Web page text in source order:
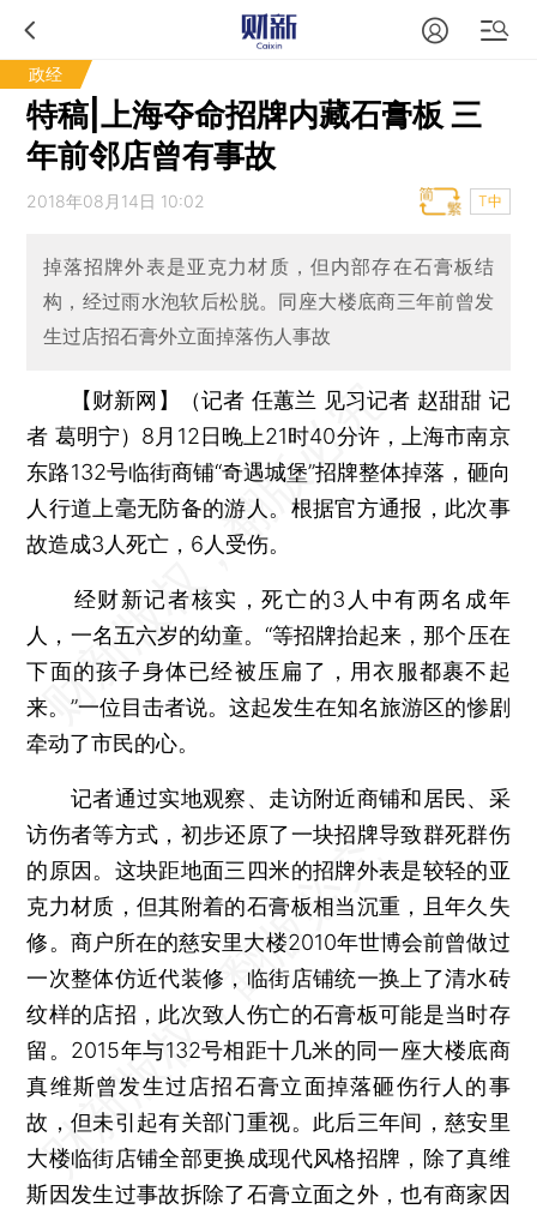
政经
特稿|上海夺命招牌内藏石膏板 三
年前邻店曾有事故
2018年08月14日 10:02 T中
掉落招牌外表是亚克力材质，但内部存在石膏板结
构，经过雨水泡软后松脱。同座大楼底商三年前曾发
生过店招石膏外立面掉落伤人事故
【财新网】（记者 任蕙兰 见习记者 赵甜甜 记
者 葛明宁） 8月12日晚上21时40分许，上海市南京
东路132号临街商铺“奇遇城堡”招牌整体掉落，砸向
人行道上毫无防备的游人。根据官方通报，此次事
故造成3人死亡，6人受伤。
经财新记者核实，死亡的3人中有两名成年
人，一名五六岁的幼童。“等招牌抬起来，那个压在
下面的孩子身体已经被压扁了，用衣服都裹不起
来。”一位目击者说。这起发生在知名旅游区的惨剧
牵动了市民的心。
记者通过实地观察、走访附近商铺和居民、采
访伤者等方式，初步还原了一块招牌导致群死群伤
的原因。这块距地面三四米的招牌外表是较轻的亚
克力材质，但其附着的石膏板相当沉重，且年久失
修。商户所在的慈安里大楼2010年世博会前曾做过
一次整体仿近代装修，临街店铺统一换上了清水砖
纹样的店招，此次致人伤亡的石膏板可能是当时存
留。2015年与132号相距十几米的同一座大楼底商
真维斯曾发生过店招石膏立面掉落砸伤行人的事
故，但未引起有关部门重视。此后三年间，慈安里
大楼临街店铺全部更换成现代风格招牌，除了真维
斯因发生过事故拆除了石膏立面之外，也有商家因